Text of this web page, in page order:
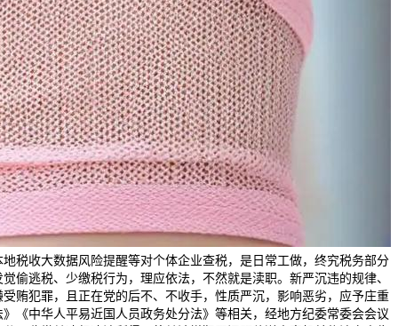
税收大数据风险提醒等对个体企业查税，是日常工做，终究税务部分
偷逃税、少缴税行为，理应依法，不然就是渎职。新严沉违的规律、
贿犯罪，且正在党的后不、不收手，性质严沉，影响恶劣，应予庄重
《中华人平易近国人员政务处分法》等相关，经地方纪委常委会会议